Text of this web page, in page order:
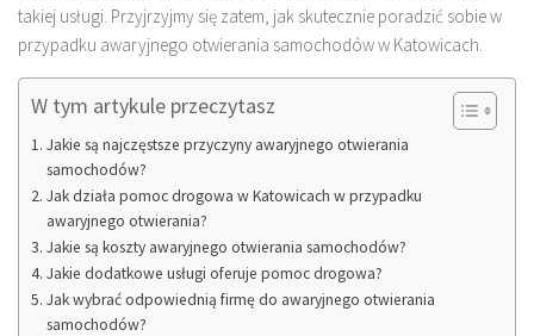
takiej usługi. Przyjrzyjmy się zatem, jak skutecznie poradzić sobie w
przypadku awaryjnego otwierania samochodów w Katowicach.
W tym artykule przeczytasz
Jakie są najczęstsze przyczyny awaryjnego otwierania
samochodów?
Jak działa pomoc drogowa w Katowicach w przypadku
awaryjnego otwierania?
Jakie są koszty awaryjnego otwierania samochodów?
Jakie dodatkowe usługi oferuje pomoc drogowa?
Jak wybrać odpowiednią firmę do awaryjnego otwierania
samochodów?